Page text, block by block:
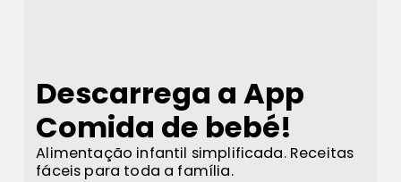
Descarrega a App
Comida de bebé!
Alimentação infantil simplificada. Receitas
fáceis para toda a família.